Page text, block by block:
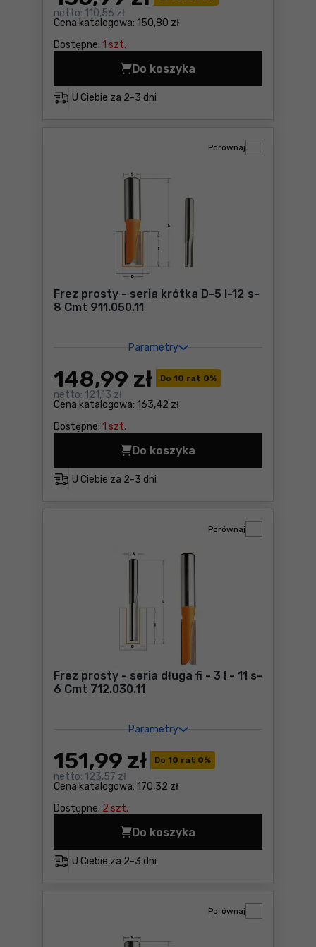
Cena katalogowa: 150,80 zł
netto: 110,56 zł
Dostępne: 1 szt.
U Ciebie za 2-3 dni
Do koszyka
Frez prosty - seria krótka D-5 I-12 s-
8 Cmt 911.050.11
Parametry
Do 10 rat 0%
Cena katalogowa: 163,42 zł
148,99 zł
netto: 121,13 zł
Dostępne: 1 szt.
Porównaj
U Ciebie za 2-3 dni
Do koszyka
Frez prosty - seria długa fi - 3 I - 11 s-
6 Cmt 712.030.11
Parametry
Do 10 rat 0%
Cena katalogowa: 170,32 zł
151,99 zł
netto: 123,57 zł
Dostępne: 2 szt.
Porównaj
U Ciebie za 2-3 dni
Do koszyka
Porównaj